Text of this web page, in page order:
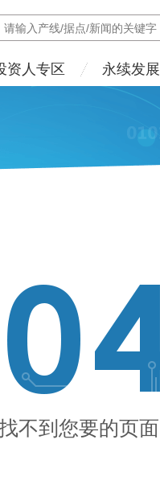
资人专区 永续发展
不到您要的页面